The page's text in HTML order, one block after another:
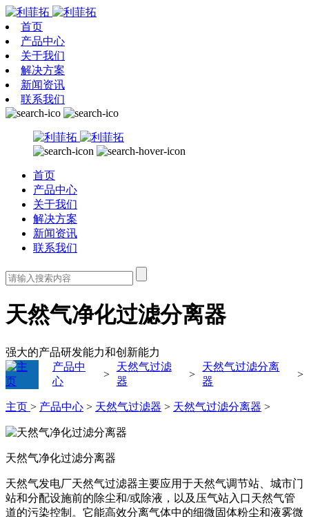
首页
产品中心
关于我们
解决方案
新闻资讯
联系我们
首页
产品中心
关于我们
解决方案
新闻资讯
联系我们
天然气净化过滤分离器
强大的产品研发能力和创新能力
产品中
心
>
天然气过滤
器
>
天然气过滤分离
器
>
主页 > 产品中心 > 天然气过滤器 > 天然气过滤分离器 >
天然气净化过滤分离器
天然气发电厂天然气过滤器主要应用于天然气调节站、城市门
站和分配设施前的除尘和/或除液，以及压气站入口天然气管
道的污染控制。它能高效分离气体中的细微固体粉尘和液雾微